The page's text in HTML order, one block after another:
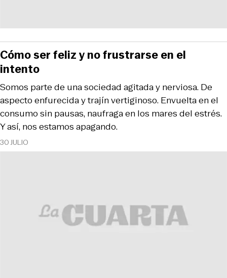
30 JULIO
Somos parte de una sociedad agitada y nerviosa. De
aspecto enfurecida y trajín vertiginoso. Envuelta en el
consumo sin pausas, naufraga en los mares del estrés.
Y así, nos estamos apagando.
Cómo ser feliz y no frustrarse en el
intento